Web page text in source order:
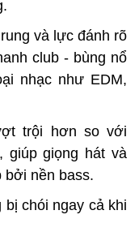
và lực đánh rõ
club - bùng nổ
nhạc như EDM,
trội hơn so với
giúp giọng hát và
bởi nền bass.
bị chói ngay cả khi